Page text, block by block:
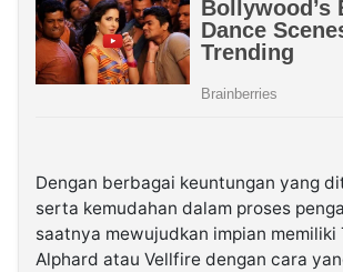
Dengan berbagai keuntungan yang
serta kemudahan dalam proses
saatnya mewujudkan impian memiliki
Alphard atau Vellfire dengan cara